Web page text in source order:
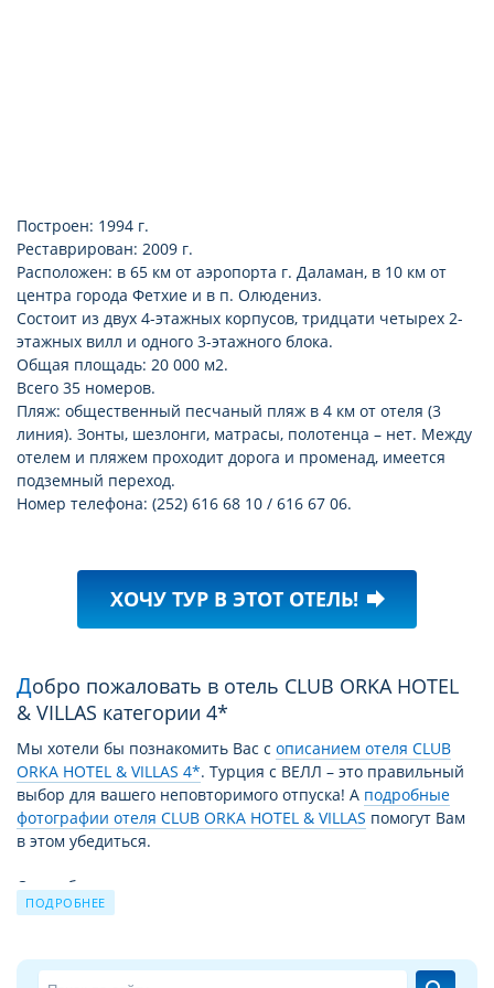
Построен: 1994 г.
Реставрирован: 2009 г.
Расположен: в 65 км от аэропорта г. Даламан, в 10 км от
центра города Фетхие и в п. Олюдениз.
Состоит из двух 4-этажных корпусов, тридцати четырех 2-
этажных вилл и одного 3-этажного блока.
Общая площадь: 20 000 м2.
Всего 35 номеров.
Пляж: общественный песчаный пляж в 4 км от отеля (3
линия). Зонты, шезлонги, матрасы, полотенца – нет. Между
отелем и пляжем проходит дорога и променад, имеется
подземный переход.
Номер телефона: (252) 616 68 10 / 616 67 06.
ХОЧУ ТУР В ЭТОТ ОТЕЛЬ! forward
Добро пожаловать в отель CLUB ORKA HOTEL
& VILLAS категории 4*
Мы хотели бы познакомить Вас с описанием отеля CLUB
ORKA HOTEL & VILLAS 4*. Турция с ВЕЛЛ – это правильный
выбор для вашего неповторимого отпуска! А подробные
фотографии отеля CLUB ORKA HOTEL & VILLAS помогут Вам
в этом убедиться.
Отель будет рад каждому гостю: и туристу, отдыхающему
одному, и большой веселой компании, и семье с детьми.
CLUB ORKA HOTEL & VILLAS, отвечающие его требованиям.
При выборе тура рекомендуем расширять диапазон
ПОДРОБНЕЕ